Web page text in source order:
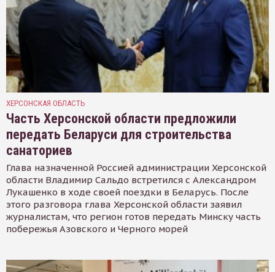
ХЕРСОНСКАЯ ОБЛАСТЬ
Часть Херсонской области предложили
передать Беларуси для строительства
санаториев
Глава назначенной Россией администрации Херсонской
области Владимир Сальдо встретился с Александром
Лукашенко в ходе своей поездки в Беларусь. После
этого разговора глава Херсонской области заявил
журналистам, что регион готов передать Минску часть
побережья Азовского и Черного морей